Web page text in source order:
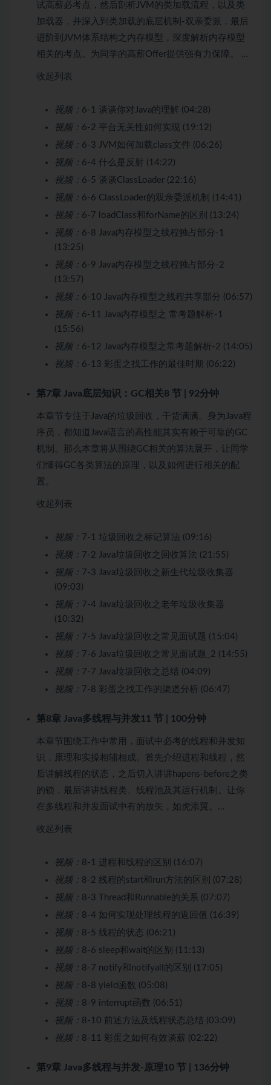
试高薪必考点，然后剖析JVM的类加载流程，以及类
加载器，并深入到类加载的底层机制-双亲委派，最后
进阶到JVM体系结构之内存模型，深度解析内存模型
相关的考点。为同学的高薪Offer提供强有力保障。 …
收起列表
视频： 6-1 谈谈你对Java的理解 (04:28)
视频： 6-2 平台无关性如何实现 (19:12)
视频： 6-3 JVM如何加载class文件 (06:26)
视频： 6-4 什么是反射 (14:22)
视频： 6-5 谈谈ClassLoader (22:16)
视频： 6-6 ClassLoader的双亲委派机制 (14:41)
视频： 6-7 loadClass和forName的区别 (13:24)
视频： 6-8 Java内存模型之线程独占部分-1
(13:25)
视频： 6-9 Java内存模型之线程独占部分-2
(13:57)
视频： 6-10 Java内存模型之线程共享部分 (06:57)
视频： 6-11 Java内存模型之 常考题解析-1
(15:56)
视频： 6-12 Java内存模型之常考题解析-2 (14:05)
视频： 6-13 彩蛋之找工作的最佳时期 (06:22)
第7章 Java底层知识：GC相关8 节 | 92分钟
本章节专注于Java的垃圾回收，干货满满。身为Java程
序员，都知道Java语言的高性能其实有赖于可靠的GC
机制。那么本章将从围绕GC相关的算法展开，让同学
们懂得GC各类算法的原理，以及如何进行相关的配
置。
收起列表
视频： 7-1 垃圾回收之标记算法 (09:16)
视频： 7-2 Java垃圾回收之回收算法 (21:55)
视频： 7-3 Java垃圾回收之新生代垃圾收集器
(09:03)
视频： 7-4 Java垃圾回收之老年垃圾收集器
(10:32)
视频： 7-5 Java垃圾回收之常见面试题 (15:04)
视频： 7-6 Java垃圾回收之常见面试题_2 (14:55)
视频： 7-7 Java垃圾回收之总结 (04:09)
视频： 7-8 彩蛋之找工作的渠道分析 (06:47)
第8章 Java多线程与并发11 节 | 100分钟
本章节围绕工作中常用，面试中必考的线程和并发知
识，原理和实操相辅相成。首先介绍进程和线程，然
后讲解线程的状态，之后切入讲讲hapens-before之类
的锁，最后讲讲线程类、线程池及其运行机制。让你
在多线程和并发面试中有的放矢，如虎添翼。…
收起列表
视频： 8-1 进程和线程的区别 (16:07)
视频： 8-2 线程的start和run方法的区别 (07:28)
视频： 8-3 Thread和Runnable的关系 (07:07)
视频： 8-4 如何实现处理线程的返回值 (16:39)
视频： 8-5 线程的状态 (06:21)
视频： 8-6 sleep和wait的区别 (11:13)
视频： 8-7 notify和notifyall的区别 (17:05)
视频： 8-8 yield函数 (05:08)
视频： 8-9 interrupt函数 (06:51)
视频： 8-10 前述方法及线程状态总结 (03:09)
视频： 8-11 彩蛋之如何有效谈薪 (02:22)
第9章 Java多线程与并发-原理10 节 | 136分钟